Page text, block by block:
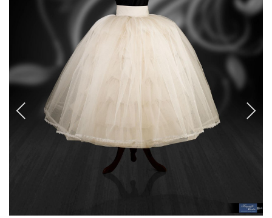
Margarita Vercher
Alicante y Castellón
Infantil
Ropa Interior
ENCAJES Y BORDADOS